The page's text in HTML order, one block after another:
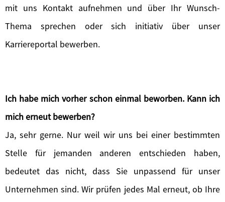
mit uns Kontakt aufnehmen und über Ihr Wunsch-
Thema sprechen oder sich initiativ über unser
Karriereportal bewerben.
Ich habe mich vorher schon einmal beworben. Kann ich
mich erneut bewerben?
Ja, sehr gerne. Nur weil wir uns bei einer bestimmten
Stelle für jemanden anderen entschieden haben,
bedeutet das nicht, dass Sie unpassend für unser
Unternehmen sind. Wir prüfen jedes Mal erneut, ob Ihre